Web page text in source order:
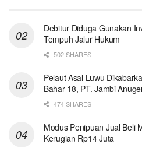
Debitur Diduga Gunakan
Tempuh Jalur Hukum
502 SHARES
Pelaut Asal Luwu
Bahar 18, PT. Jambi
474 SHARES
Modus Penipuan Jual Beli
Kerugian Rp14 Juta